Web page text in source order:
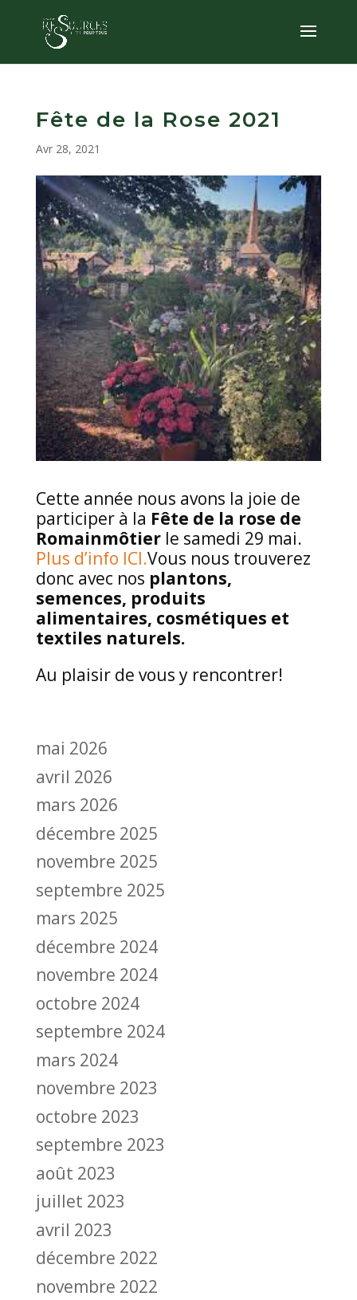
Fête de la Rose 2021
Avr 28, 2021
Cette année nous avons la joie de
participer à la Fête de la rose de
Romainmôtier le samedi 29 mai.
Plus d’info ICI.Vous nous trouverez
donc avec nos plantons,
semences, produits
alimentaires, cosmétiques et
textiles naturels.
Au plaisir de vous y rencontrer!
mai 2026
avril 2026
mars 2026
décembre 2025
novembre 2025
septembre 2025
mars 2025
décembre 2024
novembre 2024
octobre 2024
septembre 2024
mars 2024
novembre 2023
octobre 2023
septembre 2023
août 2023
juillet 2023
avril 2023
décembre 2022
novembre 2022